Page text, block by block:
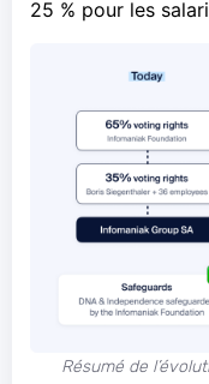
25 % pour les
Résumé de